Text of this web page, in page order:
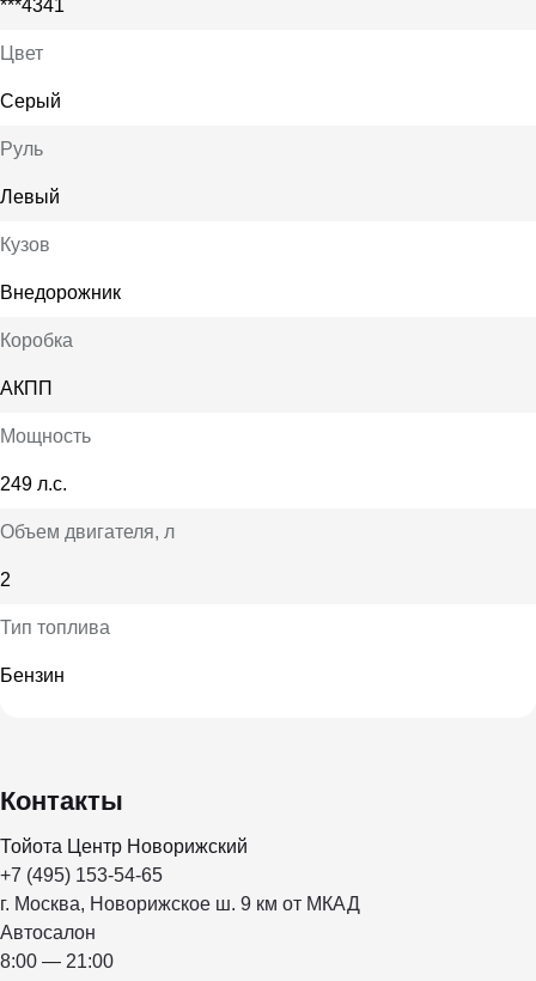
***4341
Цвет
Серый
Руль
Левый
Кузов
Внедорожник
Коробка
АКПП
Мощность
249 л.с.
Объем двигателя, л
2
Тип топлива
Бензин
Контакты
Тойота Центр Новорижский
+7 (495) 153-54-65
г. Москва, Новорижское ш. 9 км от МКАД
Автосалон
8:00 — 21:00